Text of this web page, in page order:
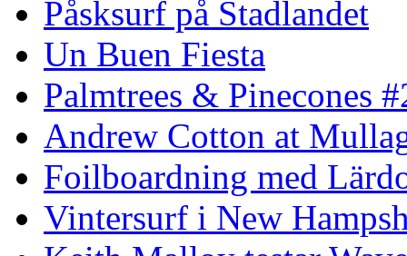
Påsksurf på Stadlandet
Un Buen Fiesta
Palmtrees & Pinecones
Andrew Cotton at
Foilboardning med
Vintersurf i New